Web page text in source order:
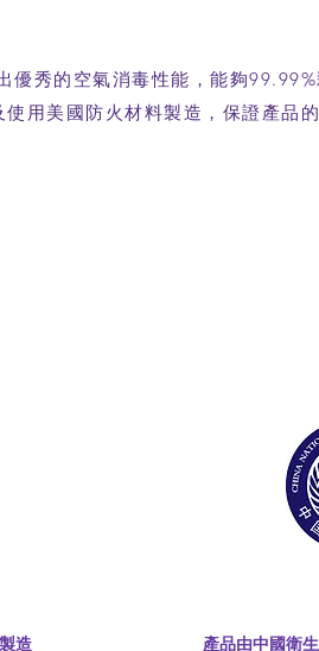
秀的空氣消毒性能，能夠
用美國防火材料製造，保證產品的
造 產品由中國衛